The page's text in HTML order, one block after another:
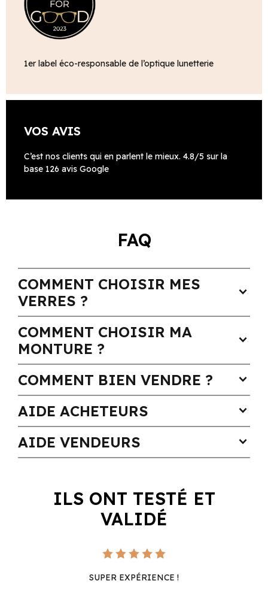
1er label éco-responsable de l’optique lunetterie
VOS AVIS
C’est nos clients qui en parlent le mieux. 4.8/5 sur la
base 126 avis Google
FAQ
COMMENT CHOISIR MES
VERRES ?
expand_more
COMMENT CHOISIR MA
MONTURE ?
expand_more
COMMENT BIEN VENDRE ? expand_more
AIDE ACHETEURS expand_more
AIDE VENDEURS expand_more
ILS ONT TESTÉ ET
VALIDÉ
SUPER EXPÉRIENCE !